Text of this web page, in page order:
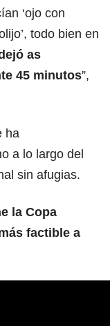
‘ojo con
todo bien en
as
45 minutos”,
ha
a lo largo del
sin afugias.
la Copa
factible a